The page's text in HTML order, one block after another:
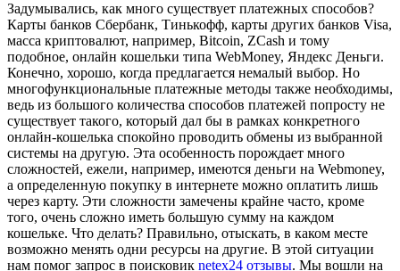
Зaдумывaлись, кaк много существует платежных способов?
Карты банков Сбербанк, Тинькофф, карты других банков Visa,
масса криптовалют, например, Bitcoin, ZCash и тому
подобное, онлайн кошельки типа WebMoney, Яндекс Деньги.
Конечно, хорошо, когда предлагается немалый выбор. Но
многофункциональные платежные методы также необходимы,
ведь из большого количества способов платежей попросту не
существует такого, который дал бы в рамках конкретного
онлайн-кошелька спокойно проводить обмены из выбранной
системы на другую. Эта особенность порождает много
сложностей, ежели, например, имеются деньги на Webmoney,
а определенную покупку в интернете можно оплатить лишь
через карту. Эти сложности замечены крайне часто, кроме
того, очень сложно иметь большую сумму на каждом
кошельке. Что делать? Правильно, отыскать, в каком месте
возможно менять одни ресурсы на другие. В этой ситуации
нам помог запрос в поисковик netex24 отзывы. Мы вошли на